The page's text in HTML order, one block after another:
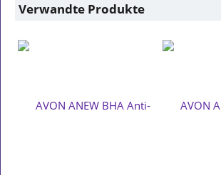
Verwandte Produkte